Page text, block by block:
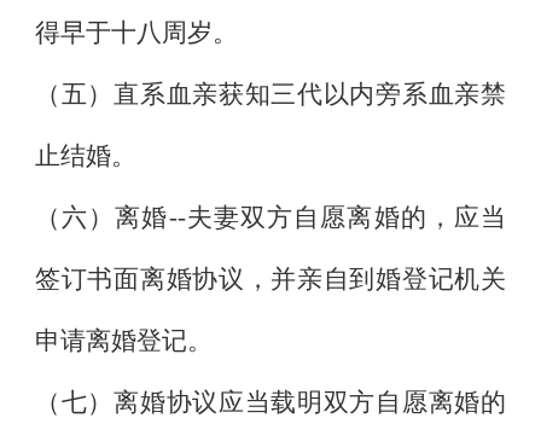
得早于十八周岁。
（五）直系血亲获知三代以内旁系血亲禁
止结婚。
（六）离婚--夫妻双方自愿离婚的，应当
签订书面离婚协议，并亲自到婚登记机关
申请离婚登记。
（七）离婚协议应当载明双方自愿离婚的